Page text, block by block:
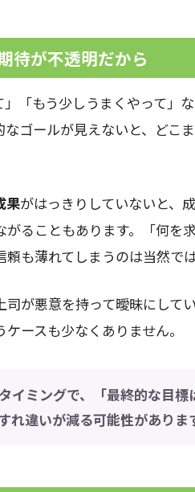
待が不透明だから
」「もう少しうまくやって」な
なゴールが見えないと、どこ
果がはっきりしていないと、
がることもあります。「何を
も薄れてしまうのは当然で
が悪意を持って曖昧にして
ケースも少なくありません。
イミングで、「最終的な目
れ違いが減る可能性がありま